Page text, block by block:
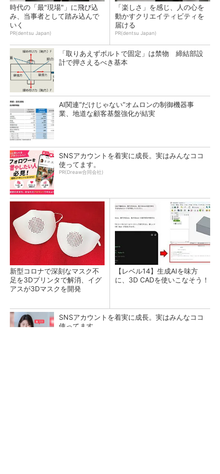
時代の「最"現場"」に飛び込
み、当事者として踏み込んで
いく
PR(dentsu Japan)
「楽しさ」を感じ、人の心を
動かすクリエイティビティを
届ける
PR(dentsu Japan)
「取りあえずボルトで固定」は禁物 締結部設
計で押さえるべき基本
AI関連“だけじゃない”オムロンの制御機器事
業、地道な顧客基盤強化が結実
SNSアカウントを着実に成長。実はみんなココ
使ってます。
PR(Dreaw合同会社)
新型コロナで深刻なマスク不
足を3Dプリンタで解消、イグ
アスが3Dマスクを開発
【レベル14】生成AIを味方
に、3D CADを使いこなそう！
SNSアカウントを着実に成長。実はみんなココ
使ってます。